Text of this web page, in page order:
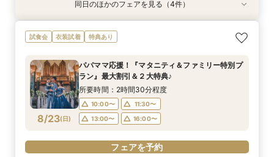
衣装試着 特典あり
8/22(土)
【ドレス重視オススメ◎】人気ドレス２５万円
OFF*来館特典×無料試食付
10:00〜
11:30〜
13:00〜
16:00〜
フェアを予約
特典あり
8/22(土)
【少人数婚応援】来館でヘアコスメ＆1万円ギフ
トGET！特典・試食フェア
10:00〜
11:30〜
13:00〜
16:00〜
フェアを予約
衣装試着 特典あり
8/22(土)
卒花オススメ◎英国伝統の大聖堂チャペル*最大
150万円割引×来館特典ギフト券１万円
10:00〜
11:30〜
13:00〜
16:00〜
フェアを予約
衣装試着 特典あり
8/22(土)
【ペット婚人気NO.1】愛犬と誓うリングドッグ演
出×豪華試食フェア*最大15大特典付き
10:00〜
11:30〜
13:00〜
16:00〜
フェアを予約
同日のほかのフェアを見る（4件）
試食会 衣装試着 特典あり
8/23(日)
パパママ応援！『マタニティ＆ファミリー特別プ
ラン』最大割引＆２大特典♪
所要時間：2時間30分程度
10:00〜
11:30〜
13:00〜
16:00〜
フェアを予約